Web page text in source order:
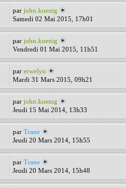
parjohn.koenig
Samedi 02 Mai 2015, 17h01
parjohn.koenig
Vendredi 01 Mai 2015, 11h51
parerwelyn
Mardi 31 Mars 2015, 09h21
parjohn.koenig
Jeudi 15 Mai 2014, 13h33
parTrane
Jeudi 20 Mars 2014, 15h55
parTrane
Jeudi 20 Mars 2014, 15h48